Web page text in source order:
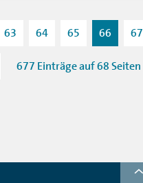
63 64 65 66 67
677 Einträge auf 68 Seiten